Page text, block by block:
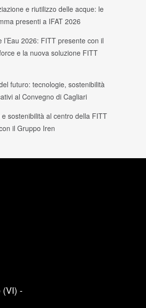
e riutilizzo delle acque: le
presenti a IFAT 2026
l’Eau 2026: FITT presente con il
e la nuova soluzione FITT
futuro: tecnologie, sostenibilità
al Convegno di Cagliari
sostenibilità al centro della FITT
il Gruppo Iren
(VI) -